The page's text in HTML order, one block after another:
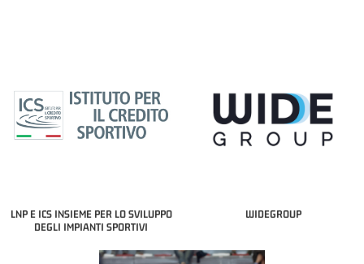
LNP E ICS INSIEME PER LO SVILUPPO
DEGLI IMPIANTI SPORTIVI
WIDEGROUP